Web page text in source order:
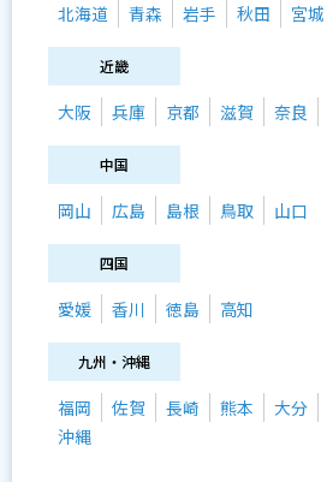
北海道 青森 岩手 秋田 宮城
近畿
大阪 兵庫 京都 滋賀 奈良
中国
岡山 広島 島根 鳥取 山口
四国
愛媛 香川 徳島 高知
九州・沖縄
福岡 佐賀 長崎 熊本 大分
沖縄